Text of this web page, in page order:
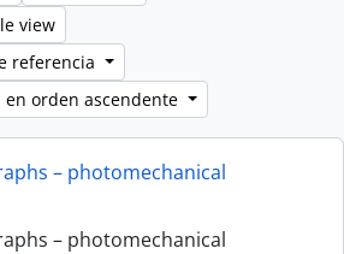
view
referencia
en orden ascendente
– photomechanical
– photomechanical